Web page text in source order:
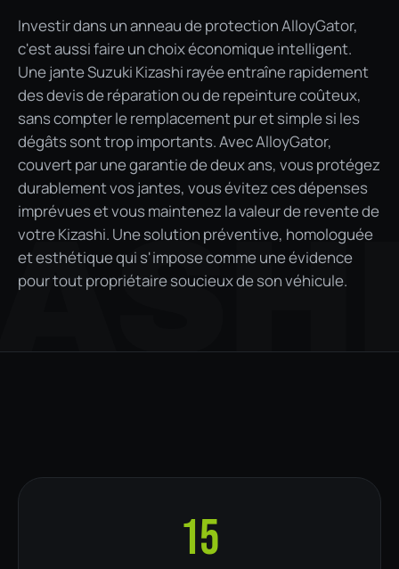
Investir dans un anneau de protection AlloyGator,
c'est aussi faire un choix économique intelligent.
Une jante Suzuki Kizashi rayée entraîne rapidement
des devis de réparation ou de repeinture coûteux,
sans compter le remplacement pur et simple si les
dégâts sont trop importants. Avec AlloyGator,
couvert par une garantie de deux ans, vous protégez
durablement vos jantes, vous évitez ces dépenses
imprévues et vous maintenez la valeur de revente de
votre Kizashi. Une solution préventive, homologuée
et esthétique qui s'impose comme une évidence
pour tout propriétaire soucieux de son véhicule.
15